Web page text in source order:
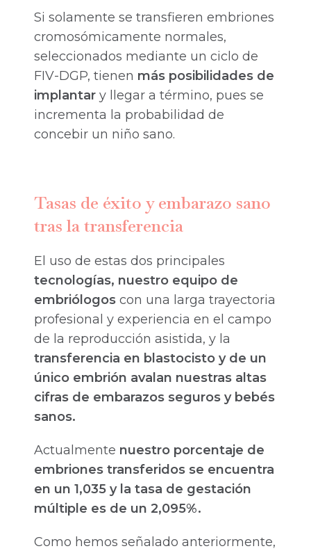
Si solamente se transfieren embriones
cromosómicamente normales,
seleccionados mediante un ciclo de
FIV-DGP, tienen más posibilidades de
implantar y llegar a término, pues se
incrementa la probabilidad de
concebir un niño sano.
Tasas de éxito y embarazo sano
tras la transferencia
El uso de estas dos principales
tecnologías, nuestro equipo de
embriólogos con una larga trayectoria
profesional y experiencia en el campo
de la reproducción asistida, y la
transferencia en blastocisto y de un
único embrión avalan nuestras altas
cifras de embarazos seguros y bebés
sanos.
Actualmente nuestro porcentaje de
embriones transferidos se encuentra
en un 1,035 y la tasa de gestación
múltiple es de un 2,095%.
Como hemos señalado anteriormente,